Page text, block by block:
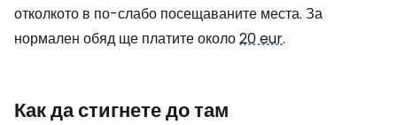
отколкото в по-слабо посещаваните места. За
нормален обяд ще платите около20 eur.
Как да стигнете до там